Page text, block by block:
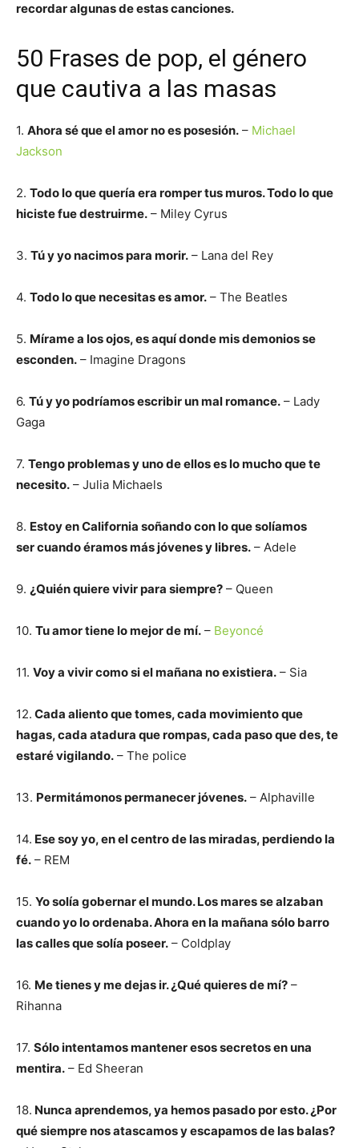
recordar algunas de estas canciones.
50 Frases de pop, el género
que cautiva a las masas
1. Ahora sé que el amor no es posesión. – Michael
Jackson
2. Todo lo que quería era romper tus muros. Todo lo que
hiciste fue destruirme. – Miley Cyrus
3. Tú y yo nacimos para morir. – Lana del Rey
4. Todo lo que necesitas es amor. – The Beatles
5. Mírame a los ojos, es aquí donde mis demonios se
esconden. – Imagine Dragons
6. Tú y yo podríamos escribir un mal romance. – Lady
Gaga
7. Tengo problemas y uno de ellos es lo mucho que te
necesito. – Julia Michaels
8. Estoy en California soñando con lo que solíamos
ser cuando éramos más jóvenes y libres. – Adele
9. ¿Quién quiere vivir para siempre? – Queen
10. Tu amor tiene lo mejor de mí. – Beyoncé
11. Voy a vivir como si el mañana no existiera. – Sia
12. Cada aliento que tomes, cada movimiento que
hagas, cada atadura que rompas, cada paso que des, te
estaré vigilando. – The police
13. Permitámonos permanecer jóvenes. – Alphaville
14. Ese soy yo, en el centro de las miradas, perdiendo la
fé. – REM
15. Yo solía gobernar el mundo. Los mares se alzaban
cuando yo lo ordenaba. Ahora en la mañana sólo barro
las calles que solía poseer. – Coldplay
16. Me tienes y me dejas ir. ¿Qué quieres de mí? –
Rihanna
17. Sólo intentamos mantener esos secretos en una
mentira. – Ed Sheeran
18. Nunca aprendemos, ya hemos pasado por esto. ¿Por
qué siempre nos atascamos y escapamos de las balas?